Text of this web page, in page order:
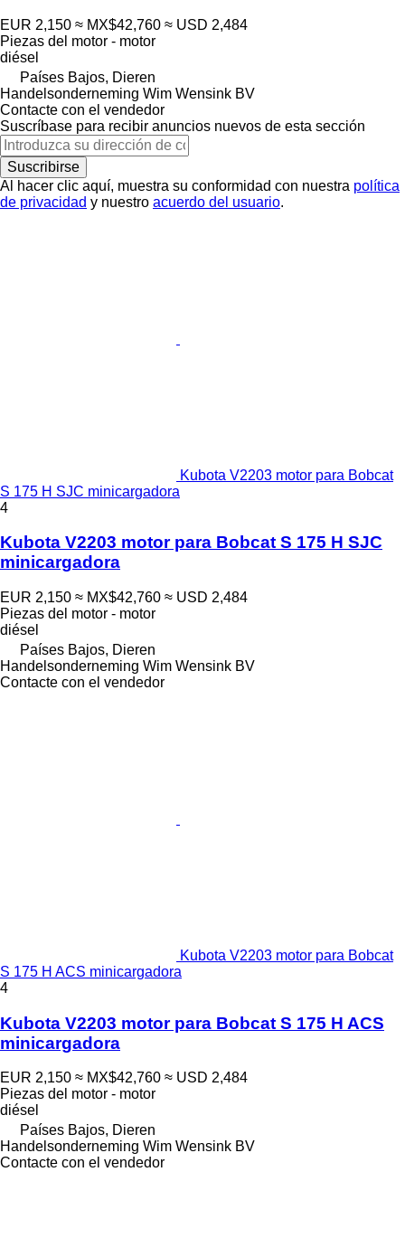
EUR 2,150 ≈ MX$42,760 ≈ USD 2,484
Piezas del motor - motor
diésel
Países Bajos, Dieren
Handelsonderneming Wim Wensink BV
Contacte con el vendedor
Suscríbase para recibir anuncios nuevos de esta sección
Suscribirse
Al hacer clic aquí, muestra su conformidad con nuestra política
de privacidad y nuestro acuerdo del usuario.
Kubota V2203 motor para Bobcat
S 175 H SJC minicargadora
4
Kubota V2203 motor para Bobcat S 175 H SJC
minicargadora
EUR 2,150 ≈ MX$42,760 ≈ USD 2,484
Piezas del motor - motor
diésel
Países Bajos, Dieren
Handelsonderneming Wim Wensink BV
Contacte con el vendedor
Kubota V2203 motor para Bobcat
S 175 H ACS minicargadora
4
Kubota V2203 motor para Bobcat S 175 H ACS
minicargadora
EUR 2,150 ≈ MX$42,760 ≈ USD 2,484
Piezas del motor - motor
diésel
Países Bajos, Dieren
Handelsonderneming Wim Wensink BV
Contacte con el vendedor